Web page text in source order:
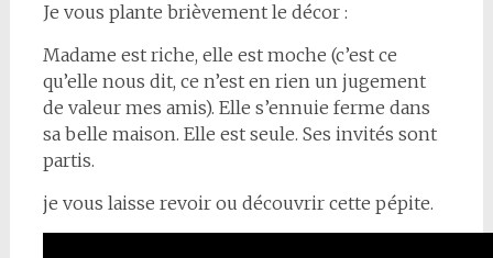
Je vous plante brièvement le décor :
Madame est riche, elle est moche (c’est ce
qu’elle nous dit, ce n’est en rien un jugement
de valeur mes amis). Elle s’ennuie ferme dans
sa belle maison. Elle est seule. Ses invités sont
partis.
je vous laisse revoir ou découvrir cette pépite.